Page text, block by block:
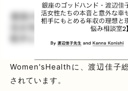
Women'sHealthに、渡辺佳子
されています。